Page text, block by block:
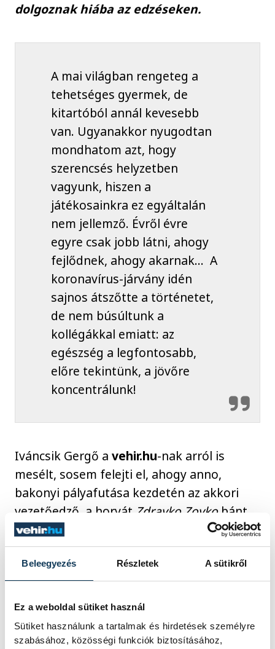
Beleegyezés Részletek A sütikről
Ez a weboldal sütiket használ
Sütiket használunk a tartalmak és hirdetések személyre
szabásához, közösségi funkciók biztosításához,
dolgoznak hiába az edzéseken.
A mai világban rengeteg a
tehetséges gyermek, de
kitartóból annál kevesebb
van. Ugyanakkor nyugodtan
mondhatom azt, hogy
szerencsés helyzetben
vagyunk, hiszen a
játékosainkra ez egyáltalán
nem jellemző. Évről évre
egyre csak jobb látni, ahogy
fejlődnek, ahogy akarnak... A
koronavírus-járvány idén
sajnos átszőtte a történetet,
de nem búsúltunk a
kollégákkal emiatt: az
egészség a legfontosabb,
előre tekintünk, a jövőre
koncentrálunk!
Iváncsik Gergő avehir.hu-nak arról is
mesélt, sosem felejti el, ahogy anno,
bakonyi pályafutása kezdetén az akkori
vezetőedző, a horvát Zdravko Zovko bánt
vele, illetve fiatalabb társaival.
"Mindig örömmel gondolok vissza arra
simán megbízott bennünk, és nemcsak a
hazai bajnokságban, hanem a
nemzetközi porondon is. Amíg